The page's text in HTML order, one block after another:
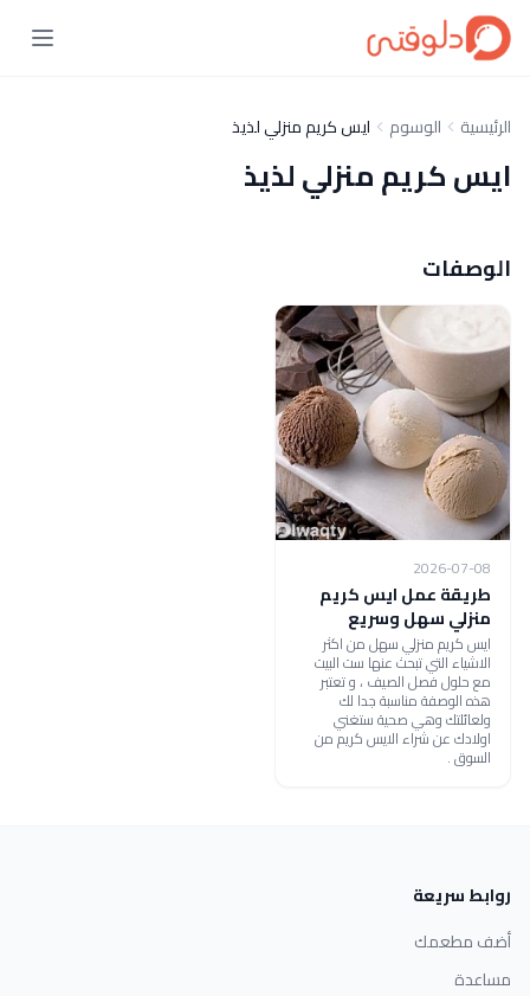
الرئيسية الوسوم ايس كريم منزلي لذيذ
ايس كريم منزلي لذيذ
الوصفات
2026-07-08
طريقة عمل ايس كريم
منزلي سهل وسريع
ايس كريم منزلي سهل من اكثر
الاشياء التي تبحث عنها ست البيت
مع حلول فصل الصيف ، و تعتبر
هذه الوصفة مناسبة جدا لك
ولعائلتك وهي صحية ستغني
اولادك عن شراء الايس كريم من
السوق .
روابط سريعة
أضف مطعمك
مساعدة